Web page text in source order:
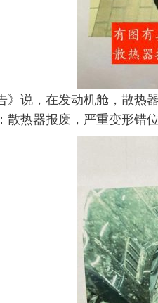
》说，在发动机舱，散
热器报废，严重变形错位